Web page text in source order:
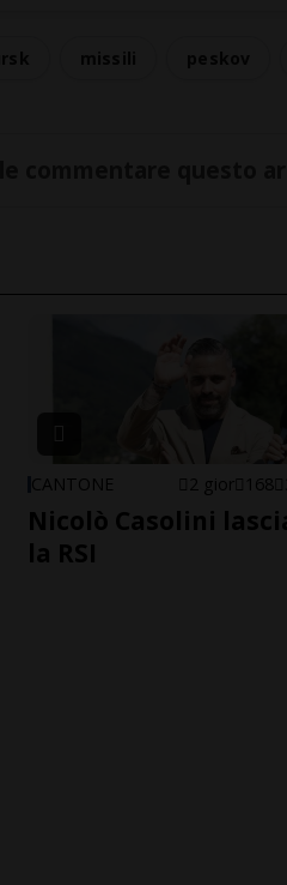
CANTONE 2 gior 168
Nicolò Casolini
la RSI